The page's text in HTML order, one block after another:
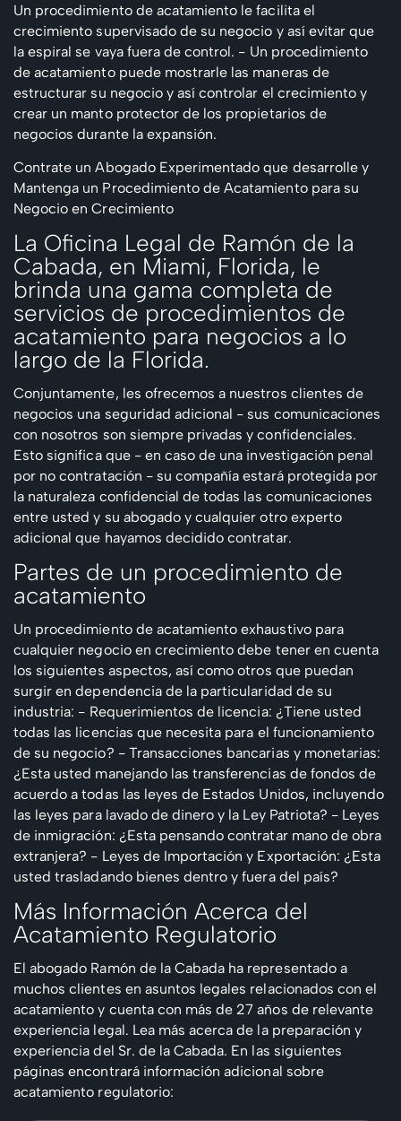
Un procedimiento de acatamiento le facilita el
crecimiento supervisado de su negocio y así evitar que
la espiral se vaya fuera de control. - Un procedimiento
de acatamiento puede mostrarle las maneras de
estructurar su negocio y así controlar el crecimiento y
crear un manto protector de los propietarios de
negocios durante la expansión.
Contrate un Abogado Experimentado que desarrolle y
Mantenga un Procedimiento de Acatamiento para su
Negocio en Crecimiento
La Oficina Legal de Ramón de la
Cabada, en Miami, Florida, le
brinda una gama completa de
servicios de procedimientos de
acatamiento para negocios a lo
largo de la Florida.
Conjuntamente, les ofrecemos a nuestros clientes de
negocios una seguridad adicional - sus comunicaciones
con nosotros son siempre privadas y confidenciales.
Esto significa que - en caso de una investigación penal
por no contratación - su compañía estará protegida por
la naturaleza confidencial de todas las comunicaciones
entre usted y su abogado y cualquier otro experto
adicional que hayamos decidido contratar.
Partes de un procedimiento de
acatamiento
Un procedimiento de acatamiento exhaustivo para
cualquier negocio en crecimiento debe tener en cuenta
los siguientes aspectos, así como otros que puedan
surgir en dependencia de la particularidad de su
industria: - Requerimientos de licencia: ¿Tiene usted
todas las licencias que necesita para el funcionamiento
de su negocio? - Transacciones bancarias y monetarias:
¿Esta usted manejando las transferencias de fondos de
acuerdo a todas las leyes de Estados Unidos, incluyendo
las leyes para lavado de dinero y la Ley Patriota? - Leyes
de inmigración: ¿Esta pensando contratar mano de obra
extranjera? - Leyes de Importación y Exportación: ¿Esta
usted trasladando bienes dentro y fuera del país?
Más Información Acerca del
Acatamiento Regulatorio
El abogado Ramón de la Cabada ha representado a
muchos clientes en asuntos legales relacionados con el
acatamiento y cuenta con más de 27 años de relevante
experiencia legal. Lea más acerca de la preparación y
experiencia del Sr. de la Cabada. En las siguientes
páginas encontrará información adicional sobre
acatamiento regulatorio: